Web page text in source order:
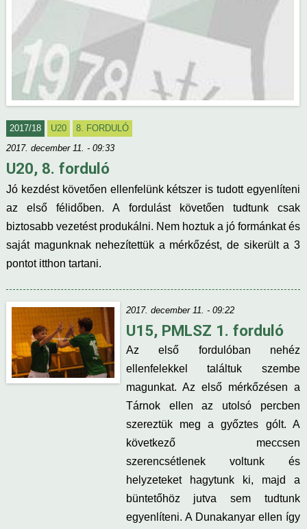
2017/18 U20
8. FORDULÓ
2017. december 11. - 09:33
U20, 8. forduló
Jó kezdést követően ellenfelünk kétszer is tudott egyenlíteni
az első félidőben. A fordulást követően tudtunk csak
biztosabb vezetést produkálni. Nem hoztuk a jó formánkat és
saját magunknak nehezítettük a mérkőzést, de sikerült a 3
pontot itthon tartani.
2017. december 11. - 09:22
U15, PMLSZ 1. forduló
Az első fordulóban nehéz
ellenfelekkel találtuk szembe
magunkat. Az első mérkőzésen a
Tárnok ellen az utolsó percben
szereztük meg a győztes gólt. A
következő meccsen
szerencsétlenek voltunk és
helyzeteket hagytunk ki, majd a
büntetőhöz jutva sem tudtunk
egyenlíteni. A Dunakanyar ellen így